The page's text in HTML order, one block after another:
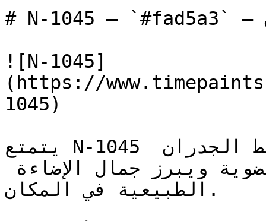
# N-1045 — `#fad5a3` — معاينة اللون | Time Paints
![N-1045]
(https://
1045)
يتمتع N-1045 بطابع رملي طبيعي يربط الجدران
الطبيعية في المكان.